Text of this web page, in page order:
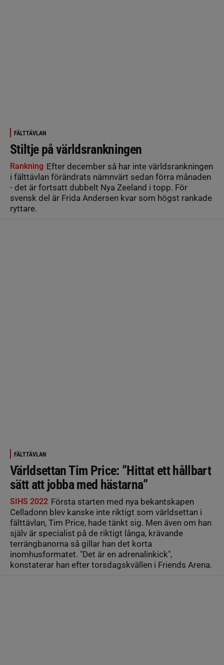
FÄLTTÄVLAN
Stiltje på världsrankningen
Rankning Efter december så har inte världsrankningen
i fälttävlan förändrats nämnvärt sedan förra månaden
- det är fortsatt dubbelt Nya Zeeland i topp. För
svensk del är Frida Andersen kvar som högst rankade
ryttare.
FÄLTTÄVLAN
Världsettan Tim Price: ”Hittat ett hållbart
sätt att jobba med hästarna”
SIHS 2022 Första starten med nya bekantskapen
Celladonn blev kanske inte riktigt som världsettan i
fälttävlan, Tim Price, hade tänkt sig. Men även om han
själv är specialist på de riktigt långa, krävande
terrängbanorna så gillar han det korta
inomhusformatet. "Det är en adrenalinkick",
konstaterar han efter torsdagskvällen i Friends Arena.